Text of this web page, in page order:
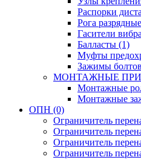
Распорки
Рога разрядные
Гасители
Балласты (1)
Муфты
Зажимы
МОНТАЖНЫЕ
Монтажные
Монтажные
ОПН (0)
Ограничитель
Ограничитель
Ограничитель
Ограничитель